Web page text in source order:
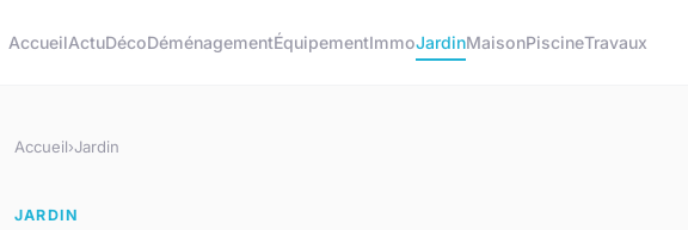
AccueilActuDécoDéménagementÉquipementImmoJardinMaisonPiscineTravaux
Accueil›Jardin
JARDIN